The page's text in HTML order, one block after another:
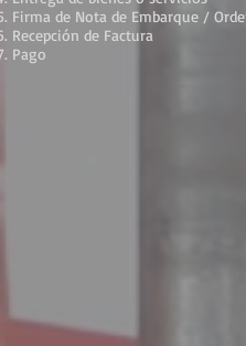
Firma de Nota de Embarque /
Recepción de Factura
Pago